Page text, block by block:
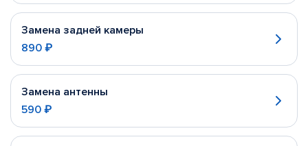
Замена задней камеры
890 ₽
Замена антенны
590 ₽